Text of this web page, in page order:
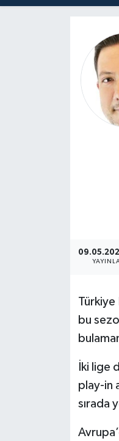
Türkiye
bu
İki lige
play-in
sırada
Mersin Tarihi